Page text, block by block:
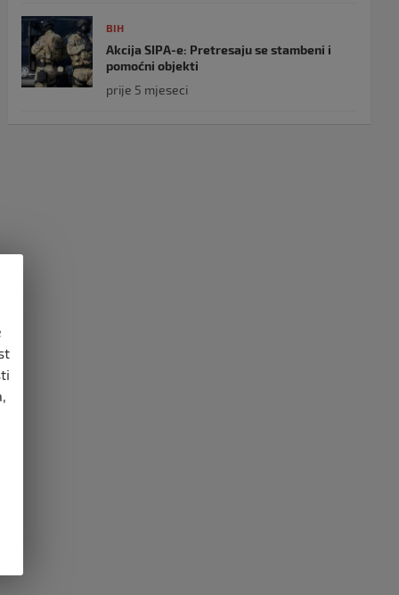
BIH
Akcija SIPA-e: Pretresaju se stambeni i
pomoćni objekti
prije 5 mjeseci